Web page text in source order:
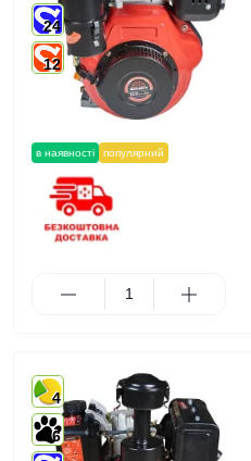
в наявності популярний
24
12
4
6